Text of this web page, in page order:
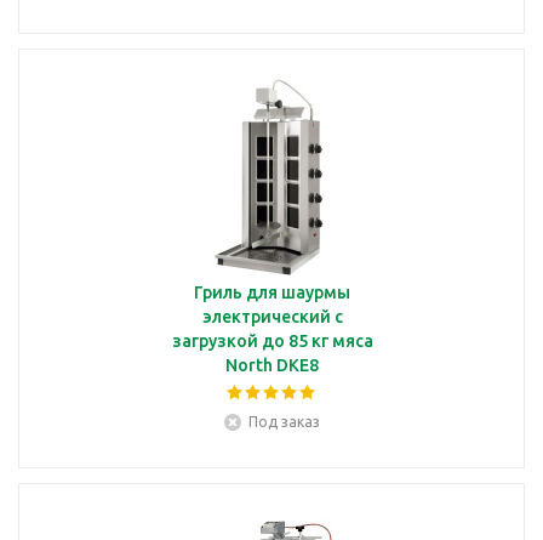
Гриль для шаурмы
электрический с
загрузкой до 85 кг мяса
North DKE8
Под заказ